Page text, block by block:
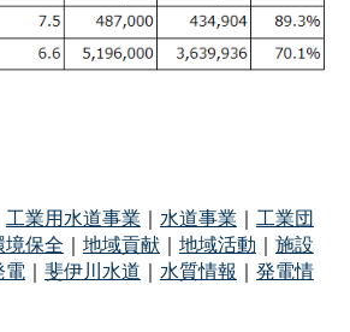
工業用水道事業 ｜ 水道事業 ｜ 工業団
境保全 ｜ 地域貢献｜ 地域活動 ｜ 施設
電｜ 斐伊川水道 ｜ 水質情報 ｜ 発電情